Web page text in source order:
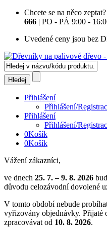
Chcete se na něco zeptat?
666 | PO - PÁ 9:00 -
Uvedené ceny jsou bez
Přihlášení
Přihlášení/
Přihlášení
Přihlášení/
0Košík
0Košík
Vážení zákazníci,
ve dnech 25. 7. – 9. 8. 2026
důvodu celozávodní dovolené
V tomto období nebude
vyřizovány objednávky. Přijaté
zpracovávat od 10. 8. 2026.